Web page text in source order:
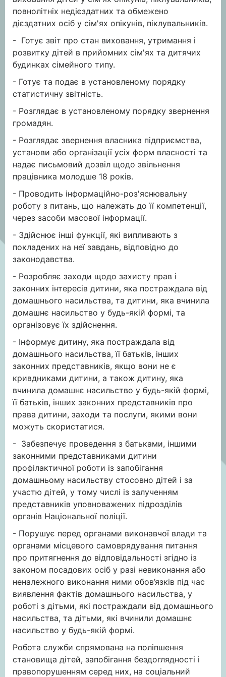
повнолітніх недієздатних та обмежено
дієздатних осіб у сім'ях опікунів, піклувальників.
- Готує звіт про стан виховання, утримання і
розвитку дітей в прийомних сім'ях та дитячих
будинках сімейного типу.
- Готує та подає в установленому порядку
статистичну звітність.
- Розглядає в установленому порядку звернення
громадян.
- Розглядає звернення власника підприємства,
установи або організації усіх форм власності та
надає письмовий дозвіл щодо звільнення
працівника молодше 18 років.
- Проводить інформаційно-роз'яснювальну
роботу з питань, що належать до її компетенції,
через засоби масової інформації.
- Здійснює інші функції, які випливають з
покладених на неї завдань, відповідно до
законодавства.
- Розробляє заходи щодо захисту прав і
законних інтересів дитини, яка постраждала від
домашнього насильства, та дитини, яка вчинила
домашнє насильство у будь-якій формі, та
організовує їх здійснення.
- Інформує дитину, яка постраждала від
домашнього насильства, її батьків, інших
законних представників, якщо вони не є
кривдниками дитини, а також дитину, яка
вчинила домашнє насильство у будь-якій формі,
її батьків, інших законних представників про
права дитини, заходи та послуги, якими вони
можуть скористатися.
- Забезпечує проведення з батьками, іншими
законними представниками дитини
профілактичної роботи із запобігання
домашньому насильству стосовно дітей і за
участю дітей, у тому числі із залученням
представників уповноважених підрозділів
органів Національної поліції.
- Порушує перед органами виконавчої влади та
органами місцевого самоврядування питання
про притягнення до відповідальності згідно із
законом посадових осіб у разі невиконання або
неналежного виконання ними обов’язків під час
виявлення фактів домашнього насильства, у
роботі з дітьми, які постраждали від домашнього
насильства, та дітьми, які вчинили домашнє
насильство у будь-якій формі.
Робота служби спрямована на поліпшення
становища дітей, запобігання бездоглядності і
правопорушенням серед них, на соціальний